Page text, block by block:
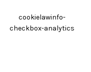
cookielawinfo-
checkbox-analytics